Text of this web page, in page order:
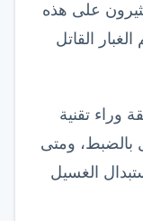
على هذه
القاتل
وراء تقنية
بالضبط، ومتى
الغسيل